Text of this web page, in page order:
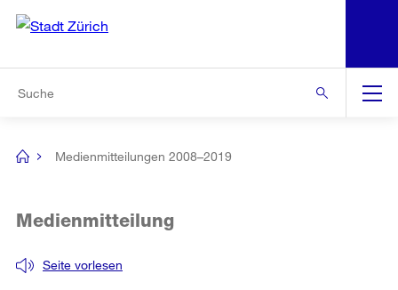
Navigation
[no
Medienmitteilungen 2008–2019
Seite vorlesen
Medienmitteilung